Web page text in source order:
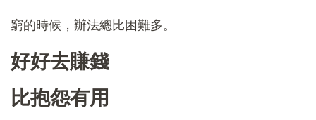
窮的時候，辦法總比困難多。
好好去賺錢
比抱怨有用